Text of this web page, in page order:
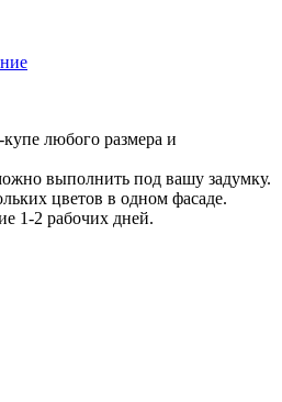
любого размера и
выполнить под вашу задумку.
цветов в одном фасаде.
1-2 рабочих дней.